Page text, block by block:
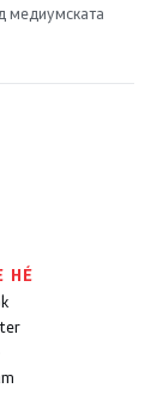
медиумската
НÉ